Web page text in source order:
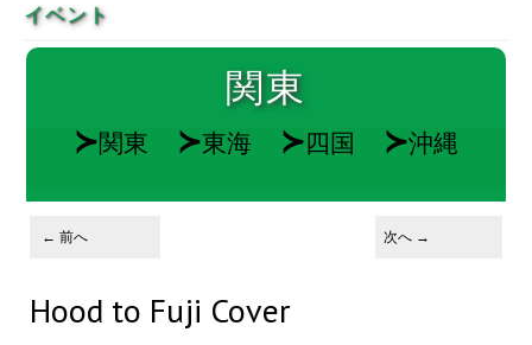
イベント
関東
≻関東 ≻東海 ≻四国 ≻沖縄
画像ナビゲーション
← 前へ 次へ →
Hood to Fuji Cover